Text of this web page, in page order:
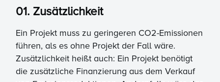
01. Zusätzlichkeit
Ein Projekt muss zu geringeren CO2-Emissionen
führen, als es ohne Projekt der Fall wäre.
Zusätzlichkeit heißt auch: Ein Projekt benötigt
die zusätzliche Finanzierung aus dem Verkauf